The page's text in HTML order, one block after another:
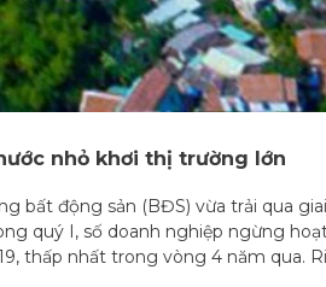
nhỏ khơi thị trường lớn
bất động sản (BĐS) vừa trải qua
quý I, số doanh nghiệp ngừng
thấp nhất trong vòng 4 năm qua.